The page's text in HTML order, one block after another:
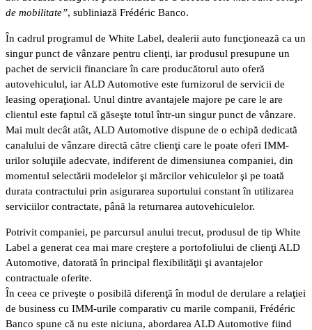
de mobilitate”, subliniază Frédéric Banco.
În cadrul programul de White Label, dealerii auto funcţionează ca un
singur punct de vânzare pentru clienţi, iar produsul presupune un
pachet de servicii financiare în care producătorul auto oferă
autovehiculul, iar ALD Automotive este furnizorul de servicii de
leasing operaţional. Unul dintre avantajele majore pe care le are
clientul este faptul că găseşte totul într-un singur punct de vânzare.
Mai mult decât atât, ALD Automotive dispune de o echipă dedicată
canalului de vânzare directă către clienţi care le poate oferi IMM-
urilor soluţiile adecvate, indiferent de dimensiunea companiei, din
momentul selectării modelelor şi mărcilor vehiculelor şi pe toată
durata contractului prin asigurarea suportului constant în utilizarea
serviciilor contractate, până la returnarea autovehiculelor.
Potrivit companiei, pe parcursul anului trecut, produsul de tip White
Label a generat cea mai mare creştere a portofoliului de clienţi ALD
Automotive, datorată în principal flexibilităţii şi avantajelor
contractuale oferite.
În ceea ce priveşte o posibilă diferenţă în modul de derulare a relaţiei
de business cu IMM-urile comparativ cu marile companii, Frédéric
Banco spune că nu este niciuna, abordarea ALD Automotive fiind